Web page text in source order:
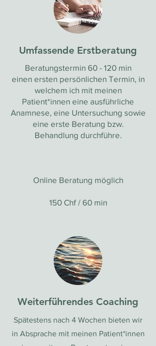
Umfassende Erstberatung
Beratungstermin 60 - 120 min
einen ersten persönlichen Termin, in
welchem ich mit meinen
Patient*innen eine ausführliche
Anamnese, eine Untersuchung sowie
eine erste Beratung bzw.
Behandlung durchführe.
Online Beratung möglich
150 Chf / 60 min
Weiterführendes Coaching
Spätestens nach 4 Wochen bieten wir
in Absprache mit meinen Patient*innen